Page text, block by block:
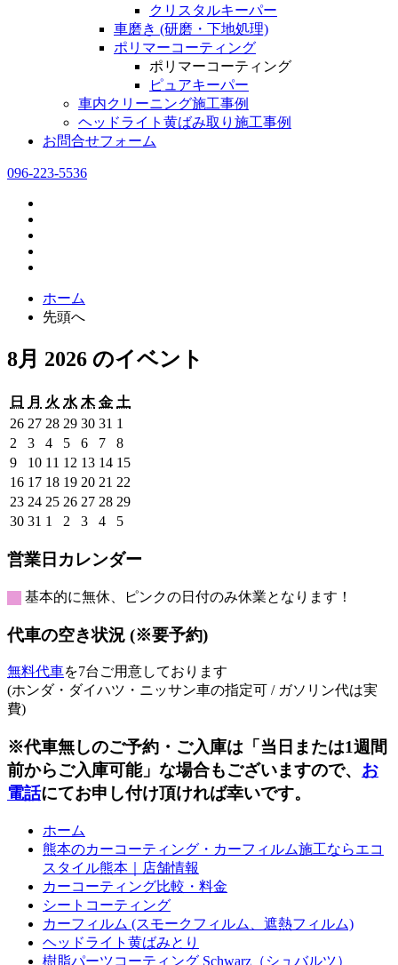
クリスタルキーパー
車磨き (研磨・下地処理)
ポリマーコーティング
ポリマーコーティング
ピュアキーパー
車内クリーニング施工事例
ヘッドライト黄ばみ取り施工事例
お問合せフォーム
096-223-5536
ホーム
先頭へ
8月 2026 のイベント
日
日
曜
日
月 月
曜
日
火 火
曜
日
水 水
曜
日
木木
曜
日
金金
曜
日
土
262026
年
7
月
26
日
272026
年
7
月
27
日
282026
年
7
月
28
日
292026
年
7
月
29
日
302026
年
7
月
30
日
31 2026
年
7
月
31
日
1
8
月
1
日
2 2026
年
8
月
2
日
32026
年
8
月
3
日
42026
年
8
月
4
日
52026
年
8
月
5
日
62026
年
8
月
6
日
72026
年
8
月
7
日
82026
年
8
月
8
日
92026
年
8
月
9
日
102026
年
8
月
10
日
11 2026
年
8
月
11
12 2026
年
8
月
12
132026
年
8
月
13
142026
年
8
月
14
日
152026
8
162026
年
8
16
日
172026
年
8
17
日
182026
年
8
18
日
192026
年
8
19
日
202026
年
20
日
21 2026
年
8
21
日
22
年
232026
年
月
23
日
242026
年
月
24
日
252026
年
月
25
日
262026
年
月
26
日
272026
年
月
27
日
282026
年
月
28
292026
日
302026
8
月
30
日
31 2026
8
月
31
日
1
2026
9
月
1
日
2 2026
9
月
2
日
32026
9
月
3
日
42026
9
月
4
日
52026
9
5
日
営業日カレンダー
基本的に無休、ピンクの日付のみ休業となります！
代車の空き状況 (※要予約)
無料代車を7台ご用意しております
(ホンダ・ダイハツ・ニッサン車の指定可 / ガソリン代は実
費)
※代車無しのご予約・ご入庫は「当日または1週間
前からご入庫可能」な場合もございますので、 お
電話にてお申し付け頂ければ幸いです。
ホーム
熊本のカーコーティング・カーフィルム施工ならエコ
スタイル熊本｜店舗情報
カーコーティング比較・料金
シートコーティング
カーフィルム (スモークフィルム、遮熱フィルム)
ヘッドライト黄ばみとり
樹脂パーツコーティング Schwarz（シュバルツ）